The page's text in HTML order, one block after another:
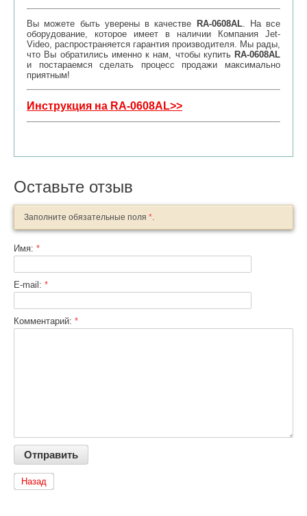
Вы можете быть уверены в качестве RA-0608AL. На все
оборудование, которое имеет в наличии Компания Jet-
Video, распространяется гарантия производителя. Мы рады,
что Вы обратились именно к нам, чтобы купить RA-0608AL
и постараемся сделать процесс продажи максимально
приятным!
Инструкция на RA-0608AL>>
Оставьте отзыв
Заполните обязательные поля *.
Имя: *
E-mail: *
Комментарий: *
Назад